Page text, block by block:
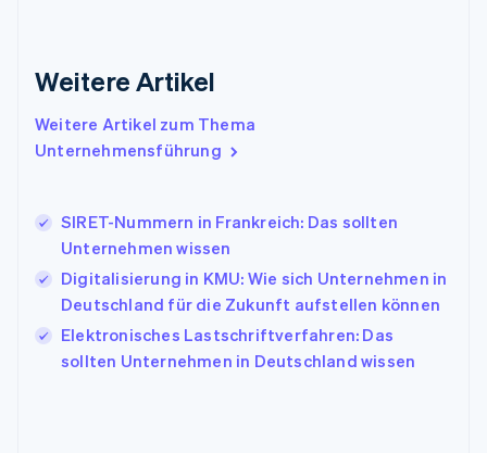
Weitere Artikel
Weitere Artikel zum Thema
Unternehmensführung
SIRET-Nummern in Frankreich: Das sollten
Unternehmen wissen
Digitalisierung in KMU: Wie sich Unternehmen in
Deutschland für die Zukunft aufstellen können
Elektronisches Lastschriftverfahren: Das
sollten Unternehmen in Deutschland wissen
Irland
Italien
Italiano English
English Français
Kroatien
EnglishItaliano
Lettland
Liechtenstein
Deutsch English